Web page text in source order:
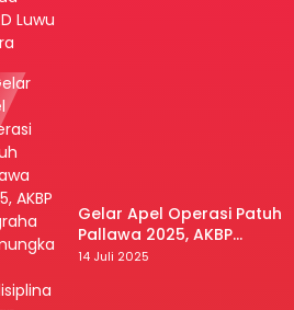
Gelar Apel Operasi Patuh
Pallawa 2025, AKBP
Nugraha Pamungkas:
14 Juli 2025